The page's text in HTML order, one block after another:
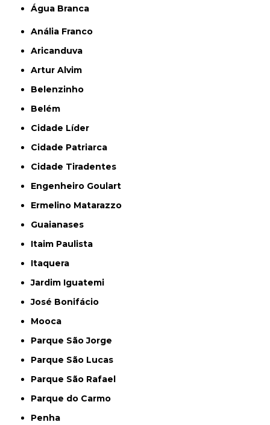
Água Branca
Anália Franco
Aricanduva
Artur Alvim
Belenzinho
Belém
Cidade Líder
Cidade Patriarca
Cidade Tiradentes
Engenheiro Goulart
Ermelino Matarazzo
Guaianases
Itaim Paulista
Itaquera
Jardim Iguatemi
José Bonifácio
Mooca
Parque São Jorge
Parque São Lucas
Parque São Rafael
Parque do Carmo
Penha